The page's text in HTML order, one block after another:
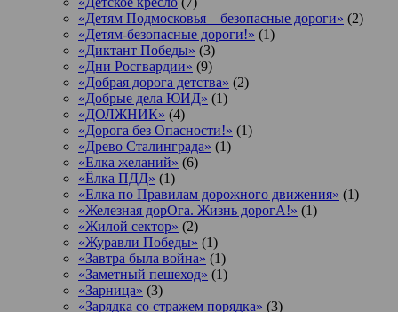
«Детям Подмосковья – безопасные дороги» (2)
«Детям-безопасные дороги!» (1)
«Диктант Победы» (3)
«Дни Росгвардии» (9)
«Добрая дорога детства» (2)
«Добрые дела ЮИД» (1)
«ДОЛЖНИК» (4)
«Дорога без Опасности!» (1)
«Древо Сталинграда» (1)
«Елка желаний» (6)
«Ёлка ПДД» (1)
«Елка по Правилам дорожного движения» (1)
«Железная дорОга. Жизнь дорогА!» (1)
«Жилой сектор» (2)
«Журавли Победы» (1)
«Завтра была война» (1)
«Заметный пешеход» (1)
«Зарница» (3)
«Зарядка со стражем порядка» (3)